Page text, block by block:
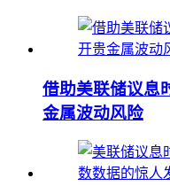
借助美联储议息
金属波动风险